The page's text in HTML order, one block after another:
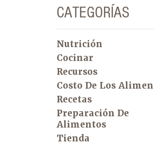
CATEGORÍAS
Nutrición
Cocinar
Recursos
Costo De Los
Recetas
Preparación De
Alimentos
Tienda